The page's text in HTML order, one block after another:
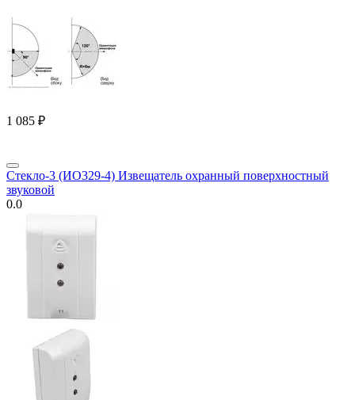
1 085 ₽
Стекло-3 (ИО329-4) Извещатель охранный поверхностный
звуковой
0.0